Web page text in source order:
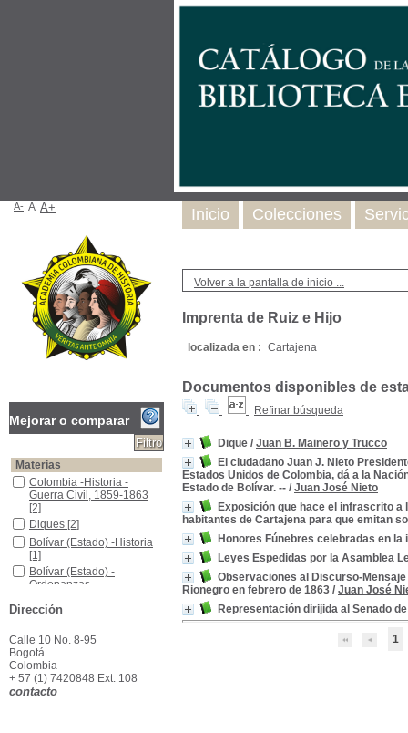
Volver a la pantalla de inicio ...
Imprenta de Ruiz e Hijo
localizada en : Cartajena
Documentos disponibles de
Refinar búsqueda
Dique / Juan B. Mainero y Trucco
El ciudadano Juan J. Nieto
Estados Unidos de Colombia, dá a la
Estado de Bolívar. -- / Juan José Nieto
Exposición que hace el infrascrito a
habitantes de Cartajena para que emitan
Honores Fúnebres celebradas en
Leyes Espedidas por la Asamblea
Observaciones al Discurso-
Rionegro en febrero de 1863 / Juan José
Representación dirijida al Senado
1
Inicio Colecciones
A- A A+
Mejorar o comparar
Materias
Colombia -Historia -Guerra Civil, 1859-1863
Colombia -Historia -
Guerra Civil, 1859-1863
[2]
DiquesDiques [2]
Bolívar (Estado) -Historia
Bolívar (Estado) -Historia
[1]
Bolívar (Estado) -Ordenanzas, Disposiciones Locales, Etc.
Bolívar (Estado) -
Ordenanzas,
Etc.[1]
Colombia -Historia -Estados Unidos de Colombia, 1863-1885
Estados Unidos de
Colombia, 1863-1885
Colombia -Historia -Guerras civiles, 1830-1902
Colombia -Historia -
Guerras civiles, 1830-
1902
Dirección
Calle 10 No. 8-95
Bogotá
Colombia
+ 57 (1) 7420848 Ext. 108
contacto